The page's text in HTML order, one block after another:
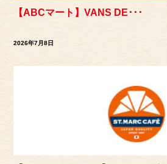
【ABCマート】VANS DE･･･
2026年7月8日